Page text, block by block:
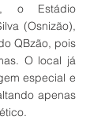
o Estádio
(Osnizão),
QBzão, pois
O local já
especial e
apenas